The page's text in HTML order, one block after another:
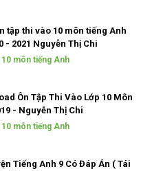
tập thi vào 10 môn tiếng Anh
- 2021 Nguyễn Thị Chi
môn tiếng Anh
Ôn Tập Thi Vào Lớp 10 Môn
- Nguyễn Thị Chi
môn tiếng Anh
Tiếng Anh 9 Có Đáp Án ( Tái